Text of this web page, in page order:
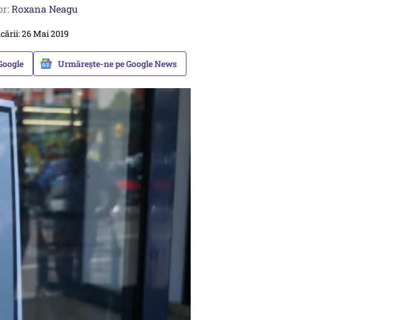
Roxana Neagu
26 Mai 2019
Urmărește-ne pe Google News